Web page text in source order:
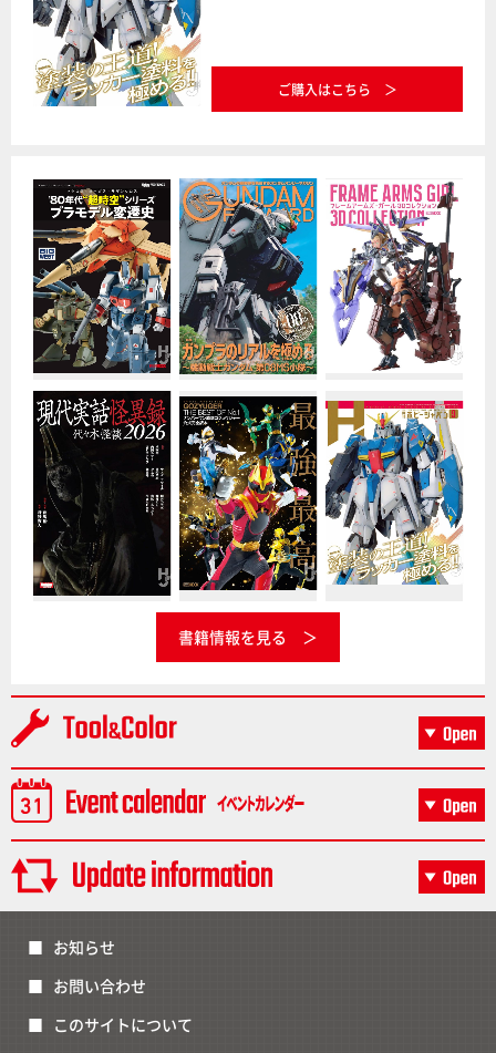
ご購入はこちら
書籍情報を見る
お知らせ
お問い合わせ
このサイトについて